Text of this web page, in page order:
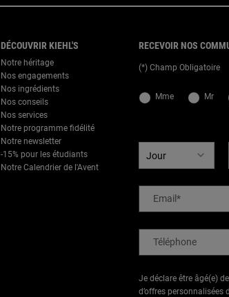
DÉCOUVRIR KIEHL'S
Notre héritage
Nos engagements
Nos ingrédients
Nos conseils
Nos services
Notre programme fidélité
Notre newsletter
-15% pour les étudiants​
Notre Calendrier de l'Avent
RECEVOIR NOS
(*) Champ Obligatoire
Mme Mr
Email*
Téléphone
Je déclare être âgé(e)
d’offres personnalisées